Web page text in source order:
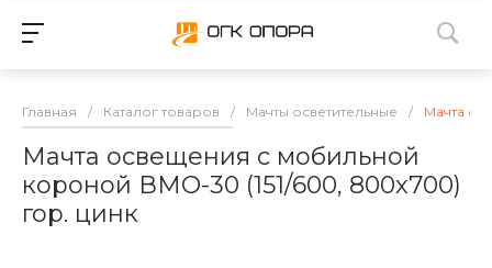
Главная / Каталог товаров / Мачты осветительные / Мачта
Мачта освещения с мобильной
короной ВМО-30 (151/600, 800х700)
гор. цинк